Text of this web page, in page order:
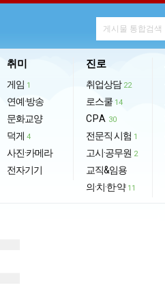
취미
게임 1
연예·방송
문화교양
덕게 4
사진·카메라
전자기기
진로
취업상담 22
로스쿨 14
CPA 30
전문직 시험 1
고시·공무원 2
교직&임용
의·치·한·약 11